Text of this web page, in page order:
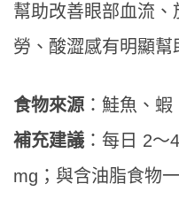
幫助改善眼部血流
勞、酸澀感有明顯幫
食物來源 ：鮭魚、
補充建議 ：每日 2
mg；與含油脂食物